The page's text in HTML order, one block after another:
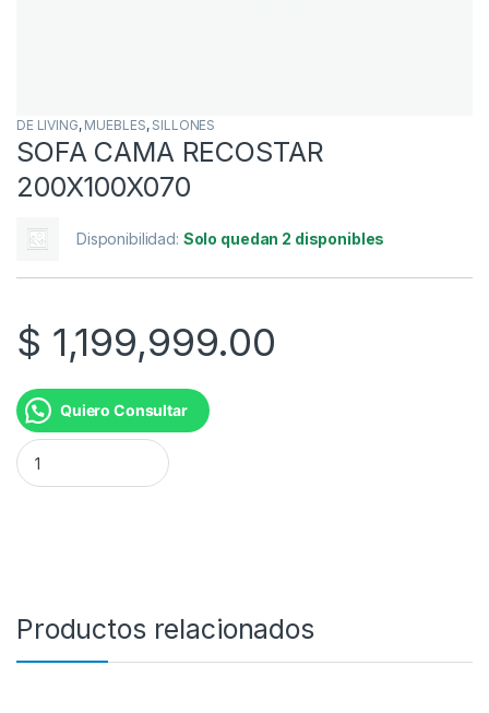
DE LIVING, MUEBLES, SILLONES
SOFA CAMA RECOSTAR
200X100X070
Disponibilidad: Solo quedan 2 disponibles
$ 1,199,999.00
Quiero Consultar
SOFA CAMA RECOSTAR 200X100X070 cantidad
Productos relacionados